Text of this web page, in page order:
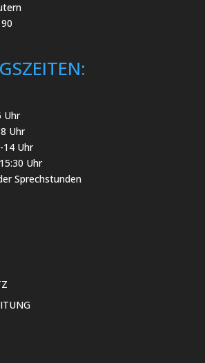
Uhr
Uhr
14 Uhr
Uhr
Sprechstunden